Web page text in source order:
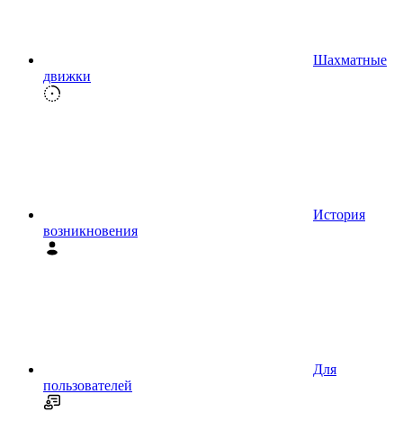
Шахматные
движки
История
возникновения
Для
пользователей